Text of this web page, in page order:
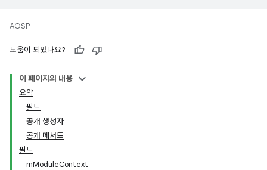
AOSP
도움이 되었나요?
이 페이지의 내용
요약
필드
공개 생성자
공개 메서드
필드
mModuleContext